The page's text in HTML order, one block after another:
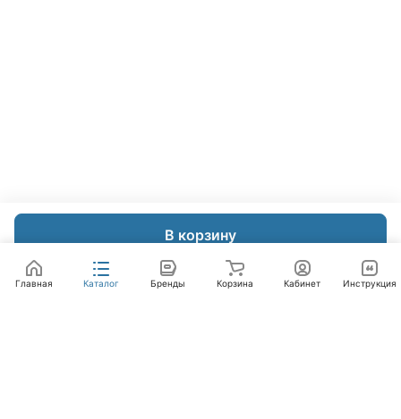
В корзину
Главная Каталог Бренды Корзина Кабинет Инструкция